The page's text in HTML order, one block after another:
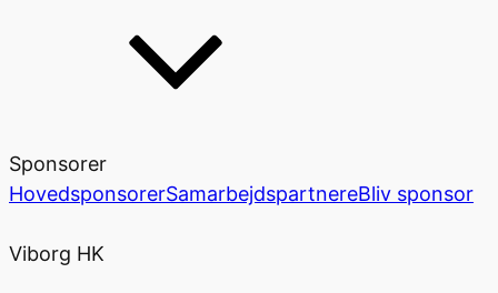
Sponsorer
HovedsponsorerSamarbejdspartnereBliv sponsor
Viborg HK